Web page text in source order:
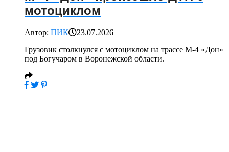
мотоциклом
Автор: ПИК
23.07.2026
Грузовик столкнулся с мотоциклом на трассе М-4 «Дон»
под Богучаром в Воронежской области.